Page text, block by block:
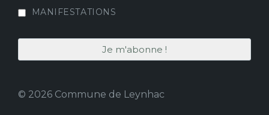
MANIFESTATIONS
© 2026 Commune de Leynhac